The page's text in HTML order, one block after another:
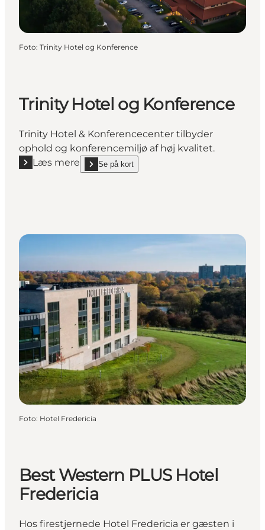
Foto: Trinity Hotel og Konference
Trinity Hotel og Konference
Trinity Hotel & Konferencecenter tilbyder
ophold og konferencemiljø af høj kvalitet.
Læs mere
Læs mere "Trinity Hotel og Konference"
Se på kort
show Trinity Hotel og Konference on_map
Foto: Hotel Fredericia
Best Western PLUS Hotel
Fredericia
Hos firestjernede Hotel Fredericia er gæsten i